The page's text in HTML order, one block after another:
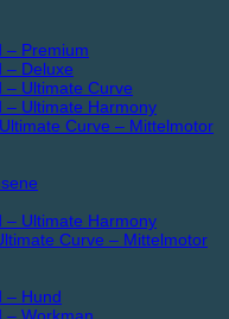
– Premium
– Deluxe
– Ultimate Curve
– Ultimate Harmony
Curve – Mittelmotor
– Ultimate Harmony
Curve – Mittelmotor
– Hund
– Workman